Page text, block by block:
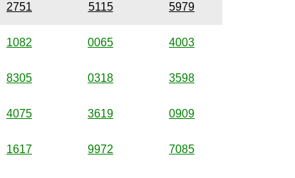
2751 5115 5979
1082 0065 4003
8305 0318 3598
4075 3619 0909
1617 9972 7085